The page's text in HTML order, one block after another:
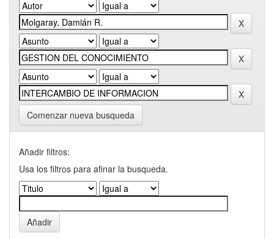
Comenzar nueva busqueda
Añadir filtros:
Usa los filtros para afinar la busqueda.